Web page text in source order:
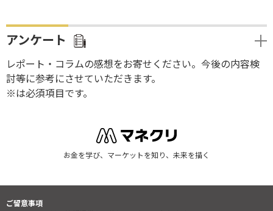
アンケート
レポート・コラムの感想をお寄せください。今後の内容検
討等に参考にさせていただきます。
※は必須項目です。
お金を学び、マーケットを知り、未来を描く
ご留意事項